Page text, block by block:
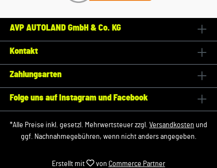
AVP AUTOLAND GmbH & Co. KG
Kontakt
Zahlungsarten
Folge uns auf Instagram und Facebook
*Alle Preise inkl. gesetzl. Mehrwertsteuer zzgl. Versandkosten und
ggf. Nachnahmegebühren, wenn nicht anders angegeben.
Erstellt mit von Commerce Partner